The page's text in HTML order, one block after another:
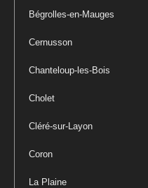
Bégrolles-en-Mauges
Cernusson
Chanteloup-les-Bois
Cholet
Cléré-sur-Layon
Coron
La Plaine